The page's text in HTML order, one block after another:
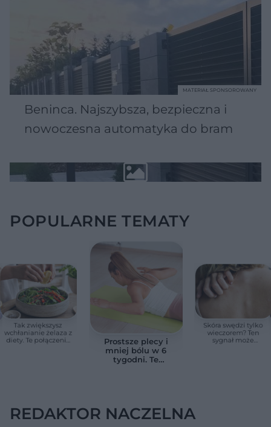
Beninca. Najszybsza, bezpieczna i
nowoczesna automatyka do bram
MATERIAŁ SPONSOROWANY
POPULARNE TEMATY
Tak zwiększysz
wchłanianie żelaza z
diety. Te połączenia
Prostsze plecy i
mniej bólu w 6
tygodni. Te
Skóra swędzi tylko
wieczorem? Ten
sygnał może
REDAKTOR NACZELNA